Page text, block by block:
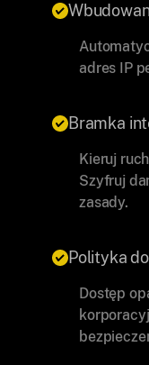
adres IP
Bramka
Kieruj
Szyfruj
zasady.
Polityka
Dostęp